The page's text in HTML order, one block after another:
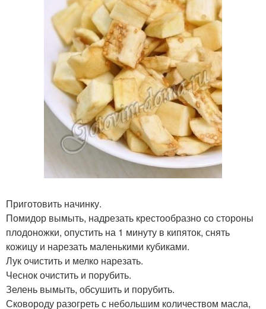
Приготовить начинку.
Помидор вымыть, надрезать крестообразно со стороны
плодоножки, опустить на 1 минуту в кипяток, снять
кожицу и нарезать маленькими кубиками.
Лук очистить и мелко нарезать.
Чеснок очистить и порубить.
Зелень вымыть, обсушить и порубить.
Сковороду разогреть с небольшим количеством масла,